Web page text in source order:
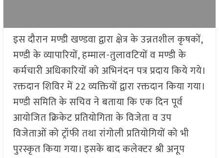
इस दौरान मण्डी खण्डवा द्वारा क्षेत्र के उन्नतशील कृषकों,
मण्डी के व्यापारियों, हम्माल-तुलावटियों व मण्डी के
कर्मचारी अधिकारियों को अभिनंदन पत्र प्रदाय किये गये।
रक्तदान शिविर में 22 व्यक्तियों द्वारा रक्तदान किया गया।
मण्डी समिति के सचिव ने बताया कि एक दिन पूर्व
आयोजित क्रिकेट प्रतियोगिता के विजेता व उप
विजेताओं को ट्रॉफी तथा रांगोली प्रतियोगियों को भी
पुरस्कृत किया गया। इसके बाद कलेक्टर श्री अनूप